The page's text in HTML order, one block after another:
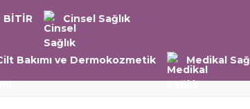
BİTİR Cinsel Sağlık
Bakımı ve Dermokozmetik Medikal